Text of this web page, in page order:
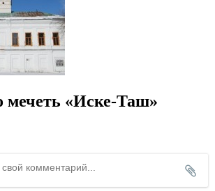
«Иске-Таш»